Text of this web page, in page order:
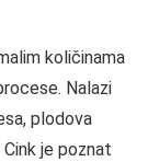
količinama
Nalazi
plodova
je poznat